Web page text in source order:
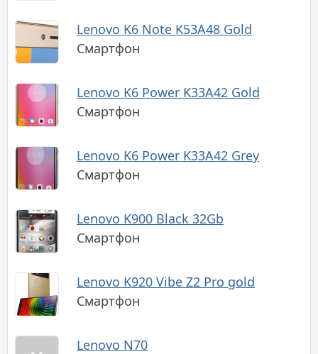
Lenovo K6 Note K53A48 Gold
Смартфон
Lenovo K6 Power K33A42 Gold
Смартфон
Lenovo K6 Power K33A42 Grey
Смартфон
Lenovo K900 Black 32Gb
Смартфон
Lenovo K920 Vibe Z2 Pro gold
Смартфон
Lenovo N70